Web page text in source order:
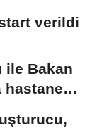
verildi
ile Bakan
hastane